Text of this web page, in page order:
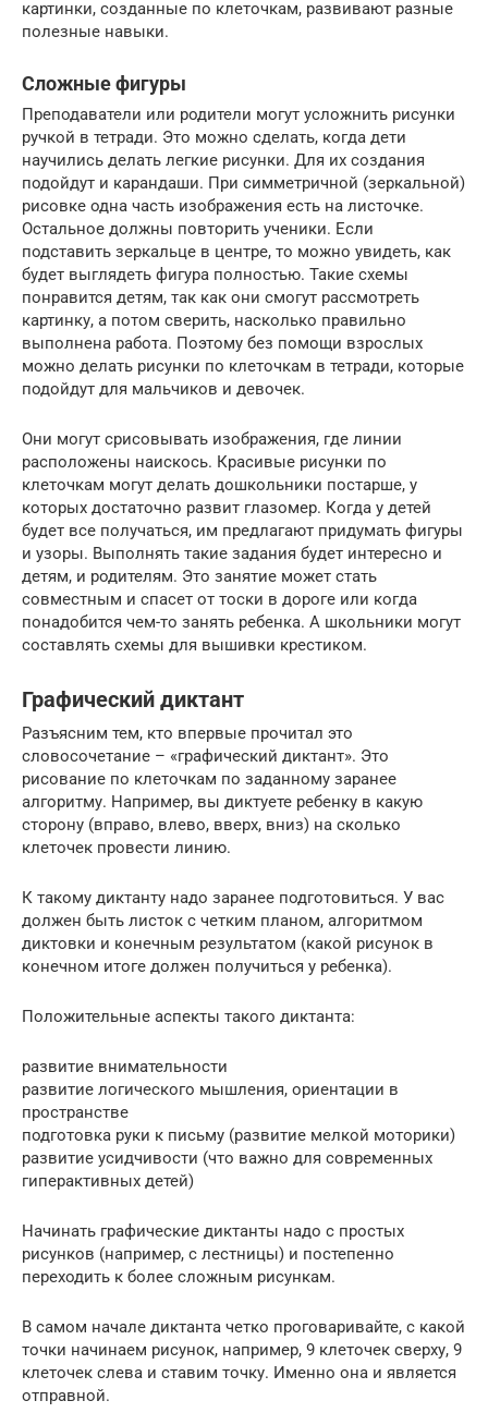
картинки, созданные по клеточкам, развивают разные
полезные навыки.
Сложные фигуры
Преподаватели или родители могут усложнить рисунки
ручкой в тетради. Это можно сделать, когда дети
научились делать легкие рисунки. Для их создания
подойдут и карандаши. При симметричной (зеркальной)
рисовке одна часть изображения есть на листочке.
Остальное должны повторить ученики. Если
подставить зеркальце в центре, то можно увидеть, как
будет выглядеть фигура полностью. Такие схемы
понравится детям, так как они смогут рассмотреть
картинку, а потом сверить, насколько правильно
выполнена работа. Поэтому без помощи взрослых
можно делать рисунки по клеточкам в тетради, которые
подойдут для мальчиков и девочек.
Они могут срисовывать изображения, где линии
расположены наискось. Красивые рисунки по
клеточкам могут делать дошкольники постарше, у
которых достаточно развит глазомер. Когда у детей
будет все получаться, им предлагают придумать фигуры
и узоры. Выполнять такие задания будет интересно и
детям, и родителям. Это занятие может стать
совместным и спасет от тоски в дороге или когда
понадобится чем-то занять ребенка. А школьники могут
составлять схемы для вышивки крестиком.
Графический диктант
Разъясним тем, кто впервые прочитал это
словосочетание – «графический диктант». Это
рисование по клеточкам по заданному заранее
алгоритму. Например, вы диктуете ребенку в какую
сторону (вправо, влево, вверх, вниз) на сколько
клеточек провести линию.
К такому диктанту надо заранее подготовиться. У вас
должен быть листок с четким планом, алгоритмом
диктовки и конечным результатом (какой рисунок в
конечном итоге должен получиться у ребенка).
Положительные аспекты такого диктанта:
развитие внимательности
развитие логического мышления, ориентации в
пространстве
подготовка руки к письму (развитие мелкой моторики)
развитие усидчивости (что важно для современных
гиперактивных детей)
Начинать графические диктанты надо с простых
рисунков (например, с лестницы) и постепенно
переходить к более сложным рисункам.
В самом начале диктанта четко проговаривайте, с какой
точки начинаем рисунок, например, 9 клеточек сверху, 9
клеточек слева и ставим точку. Именно она и является
отправной.